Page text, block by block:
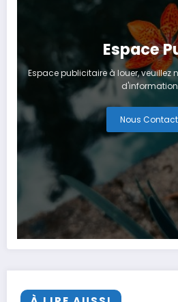
Espace
Espace publicitaire à louer, veuillez
Nous